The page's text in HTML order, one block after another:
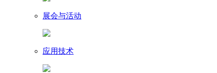
展会与活动
应用技术